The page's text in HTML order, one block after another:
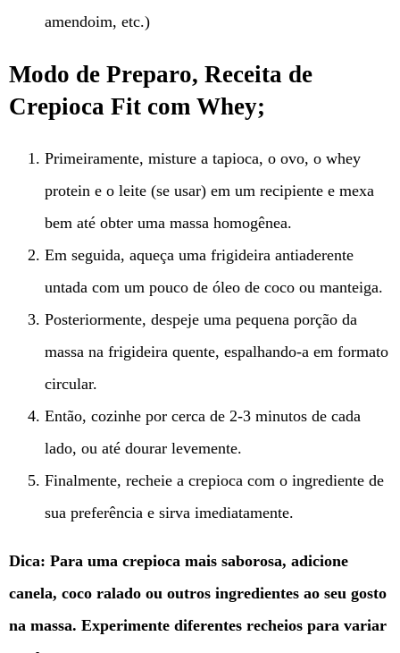
amendoim, etc.)
Modo de Preparo, Receita de
Crepioca Fit com Whey;
Primeiramente, misture a tapioca, o ovo, o whey
protein e o leite (se usar) em um recipiente e mexa
bem até obter uma massa homogênea.
Em seguida, aqueça uma frigideira antiaderente
untada com um pouco de óleo de coco ou manteiga.
Posteriormente, despeje uma pequena porção da
massa na frigideira quente, espalhando-a em formato
circular.
Então, cozinhe por cerca de 2-3 minutos de cada
lado, ou até dourar levemente.
Finalmente, recheie a crepioca com o ingrediente de
sua preferência e sirva imediatamente.
Dica: Para uma crepioca mais saborosa, adicione
canela, coco ralado ou outros ingredientes ao seu gosto
na massa. Experimente diferentes recheios para variar